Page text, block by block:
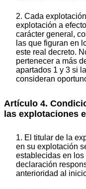
2. Cada
explotación a
carácter general,
las que figuran en
este real decreto.
pertenecer a más
apartados 1 y 3 si
consideran
Artículo 4.
las explotaciones
1. El titular de la
en su explotación
establecidas en los
declaración
anterioridad al